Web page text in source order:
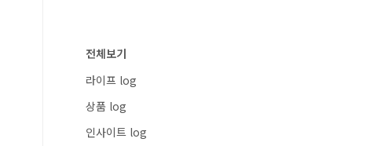
전체보기
라이프 log
상품 log
인사이트 log